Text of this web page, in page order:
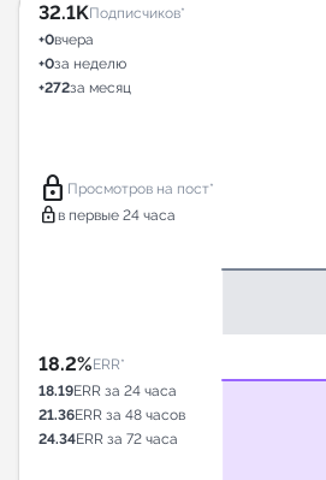
32.1KПодписчиков*
+0вчера
+0за неделю
+272за месяц
lock Просмотров на пост*
lock в первые 24 часа
18.2%ERR*
18.19ERR за 24 часа
21.36ERR за 48 часов
24.34ERR за 72 часа